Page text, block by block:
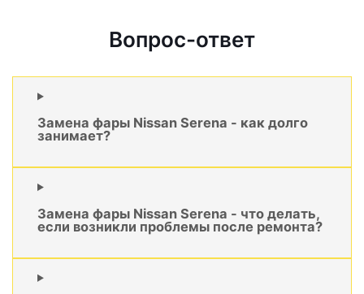
Вопрос-ответ
Замена фары Nissan Serena - как долго
занимает?
Замена фары Nissan Serena - что делать,
если возникли проблемы после ремонта?